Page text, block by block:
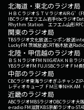
北海道・東北のラジオ局
ＨＢＣラジオＳＴＶラジオAIR-G'（
IBCラジオエフエム岩手tbcラジオ
Rhythm Station エフエム山形
関東のラジオ局
TBSラジオ文化放送ニッポン放送
LuckyFM 茨城放送CRT栃木放送
北陸・甲信越のラジオ局
ＢＳＮラジオFM NIIGATAＫＮＢラジ
YBSラジオFM FUJISBCラジオ ＦＭ
中部のラジオ局
CBCラジオ東海ラジオぎふチャン
レディオキューブ ＦＭ三重NHK AM
近畿のラジオ局
ABCラジオMBSラジオOBCラジオ大阪
e-radio FM滋賀KBS京都ラジオα-